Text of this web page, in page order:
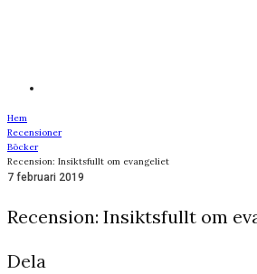
Hem
Recensioner
Böcker
Recension: Insiktsfullt om evangeliet
7 februari 2019
Recension: Insiktsfullt om
Dela